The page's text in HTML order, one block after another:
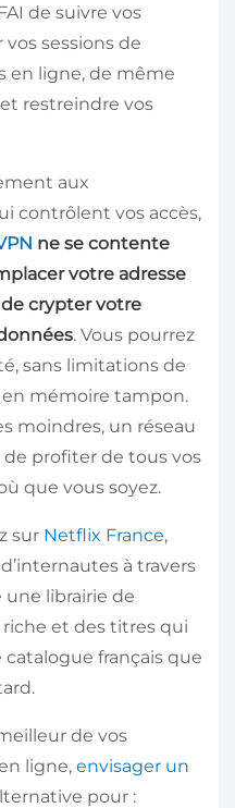
de suivre vos
sessions de
en ligne, de même
restreindre vos
aux
contrôlent vos accès,
ne se contente
votre adresse
crypter votre
. Vous pourrez
sans limitations de
mémoire tampon.
moindres, un réseau
profiter de tous vos
que vous soyez.
sur Netflix France,
à travers
une librairie de
et des titres qui
français que
de vos
ligne, envisager un
pour :